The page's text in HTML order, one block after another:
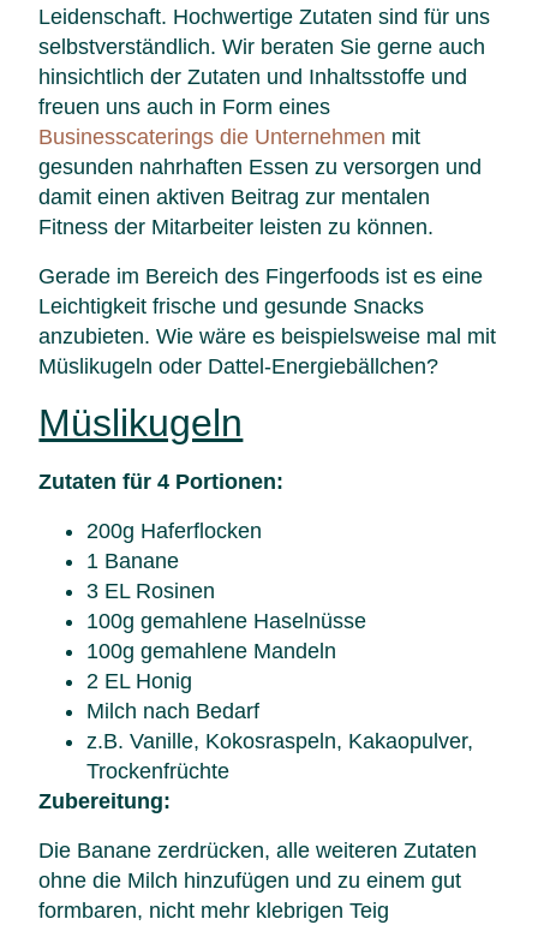
Leidenschaft. Hochwertige Zutaten sind für uns
selbstverständlich. Wir beraten Sie gerne auch
hinsichtlich der Zutaten und Inhaltsstoffe und
freuen uns auch in Form eines
Businesscaterings die Unternehmen mit
gesunden nahrhaften Essen zu versorgen und
damit einen aktiven Beitrag zur mentalen
Fitness der Mitarbeiter leisten zu können.
Gerade im Bereich des Fingerfoods ist es eine
Leichtigkeit frische und gesunde Snacks
anzubieten. Wie wäre es beispielsweise mal mit
Müslikugeln oder Dattel-Energiebällchen?
Müslikugeln
Zutaten für 4 Portionen:
200g Haferflocken
1 Banane
3 EL Rosinen
100g gemahlene Haselnüsse
100g gemahlene Mandeln
2 EL Honig
Milch nach Bedarf
z.B. Vanille, Kokosraspeln, Kakaopulver,
Trockenfrüchte
Zubereitung:
Die Banane zerdrücken, alle weiteren Zutaten
ohne die Milch hinzufügen und zu einem gut
formbaren, nicht mehr klebrigen Teig